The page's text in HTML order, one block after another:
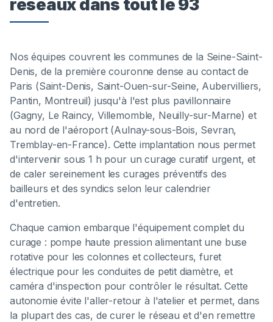
réseaux dans tout le 93
Nos équipes couvrent les communes de la Seine-Saint-
Denis, de la première couronne dense au contact de
Paris (Saint-Denis, Saint-Ouen-sur-Seine, Aubervilliers,
Pantin, Montreuil) jusqu'à l'est plus pavillonnaire
(Gagny, Le Raincy, Villemomble, Neuilly-sur-Marne) et
au nord de l'aéroport (Aulnay-sous-Bois, Sevran,
Tremblay-en-France). Cette implantation nous permet
d'intervenir sous 1 h pour un curage curatif urgent, et
de caler sereinement les curages préventifs des
bailleurs et des syndics selon leur calendrier
d'entretien.
Chaque camion embarque l'équipement complet du
curage : pompe haute pression alimentant une buse
rotative pour les colonnes et collecteurs, furet
électrique pour les conduites de petit diamètre, et
caméra d'inspection pour contrôler le résultat. Cette
autonomie évite l'aller-retour à l'atelier et permet, dans
la plupart des cas, de curer le réseau et d'en remettre